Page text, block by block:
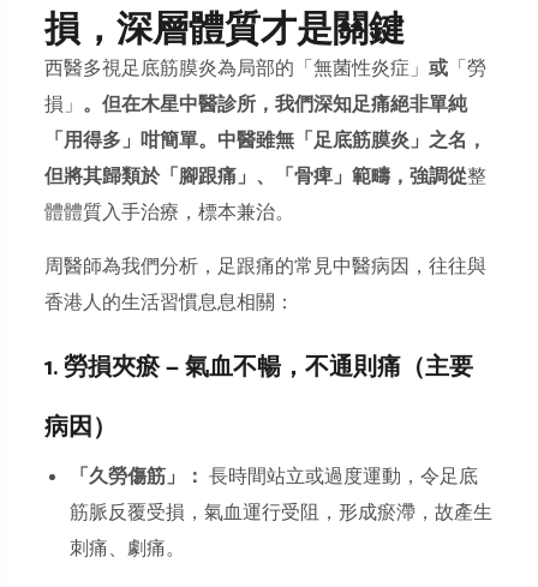
損，深層體質才是關鍵
西醫多視足底筋膜炎為局部的「無菌性炎症」或 「勞
損」 。但在木星中醫診所，我們深知足痛絕非單純
「用得多」咁簡單。中醫雖無「足底筋膜炎」之名，
但將其歸類於「腳跟痛」、「骨痺」範疇，強調從整
體體質入手治療，標本兼治。
周醫師為我們分析，足跟痛的常見中醫病因，往往與
香港人的生活習慣息息相關：
1. 勞損夾瘀 — 氣血不暢，不通則痛（主要
病因）
「久勞傷筋」： 長時間站立或過度運動，令足底
筋脈反覆受損，氣血運行受阻，形成瘀滯，故產生
刺痛、劇痛。